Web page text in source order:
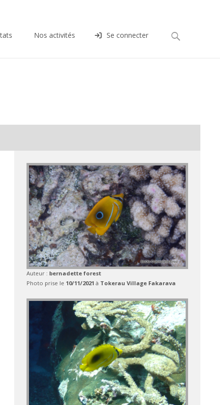
Nos activités Se connecter Rechercher :
Auteur : bernadette forest
Photo prise le 10/11/2021 à Tokerau Village Fakarava